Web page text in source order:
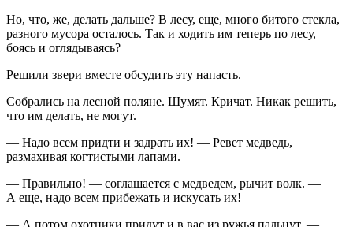
Но, что, же, делать дальше? В лесу, еще, много битого стекла,
разного мусора осталось. Так и ходить им теперь по лесу,
боясь и оглядываясь?
Решили звери вместе обсудить эту напасть.
Собрались на лесной поляне. Шумят. Кричат. Никак решить,
что им делать, не могут.
— Надо всем придти и задрать их! — Ревет медведь,
размахивая когтистыми лапами.
— Правильно! — соглашается с медведем, рычит волк. —
А еще, надо всем прибежать и искусать их!